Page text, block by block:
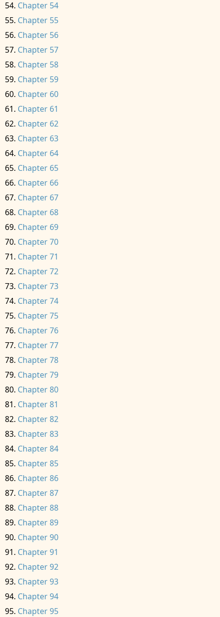
Chapter 54
Chapter 55
Chapter 56
Chapter 57
Chapter 58
Chapter 59
Chapter 60
Chapter 61
Chapter 62
Chapter 63
Chapter 64
Chapter 65
Chapter 66
Chapter 67
Chapter 68
Chapter 69
Chapter 70
Chapter 71
Chapter 72
Chapter 73
Chapter 74
Chapter 75
Chapter 76
Chapter 77
Chapter 78
Chapter 79
Chapter 80
Chapter 81
Chapter 82
Chapter 83
Chapter 84
Chapter 85
Chapter 86
Chapter 87
Chapter 88
Chapter 89
Chapter 90
Chapter 91
Chapter 92
Chapter 93
Chapter 94
Chapter 95